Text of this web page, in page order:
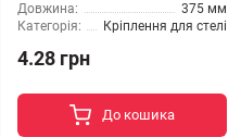
Довжина:
375 мм
Категорія:
Кріплення для стелі
4.28 грн
До кошика